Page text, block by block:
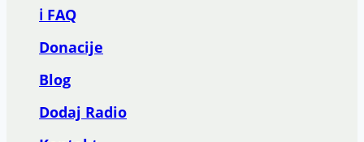
ℹ️ FAQ
Donacije
Blog
Dodaj Radio